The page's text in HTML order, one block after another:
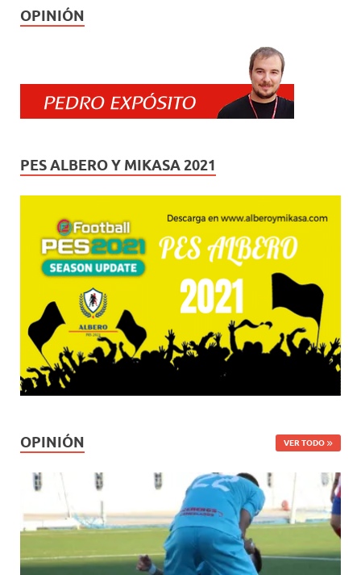
OPINIÓN
PES ALBERO Y MIKASA 2021
OPINIÓN VER TODO